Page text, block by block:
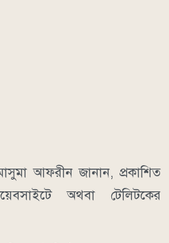
মাসুমা আফরীন জানান, প্রকাশিত
অথবা টেলিটকের